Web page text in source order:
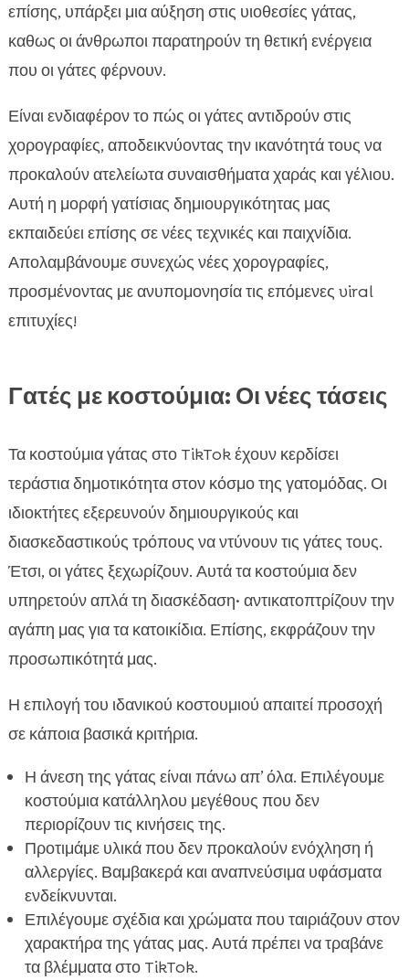
επίσης, υπάρξει μια αύξηση στις υιοθεσίες γάτας,
καθως οι άνθρωποι παρατηρούν τη θετική ενέργεια
που οι γάτες φέρνουν.
Είναι ενδιαφέρον το πώς οι γάτες αντιδρούν στις
χορογραφίες, αποδεικνύοντας την ικανότητά τους να
προκαλούν ατελείωτα συναισθήματα χαράς και γέλιου.
Αυτή η μορφή γατίσιας δημιουργικότητας μας
εκπαιδεύει επίσης σε νέες τεχνικές και παιχνίδια.
Απολαμβάνουμε συνεχώς νέες χορογραφίες,
προσμένοντας με ανυπομονησία τις επόμενες viral
επιτυχίες!
Γατές με κοστούμια: Οι νέες τάσεις
Τα κοστούμια γάτας στο TikTok έχουν κερδίσει
τεράστια δημοτικότητα στον κόσμο της γατομόδας. Οι
ιδιοκτήτες εξερευνούν δημιουργικούς και
διασκεδαστικούς τρόπους να ντύνουν τις γάτες τους.
Έτσι, οι γάτες ξεχωρίζουν. Αυτά τα κοστούμια δεν
υπηρετούν απλά τη διασκέδαση· αντικατοπτρίζουν την
αγάπη μας για τα κατοικίδια. Επίσης, εκφράζουν την
προσωπικότητά μας.
Η επιλογή του ιδανικού κοστουμιού απαιτεί προσοχή
σε κάποια βασικά κριτήρια.
Η άνεση της γάτας είναι πάνω απ’ όλα. Επιλέγουμε
κοστούμια κατάλληλου μεγέθους που δεν
περιορίζουν τις κινήσεις της.
Προτιμάμε υλικά που δεν προκαλούν ενόχληση ή
αλλεργίες. Βαμβακερά και αναπνεύσιμα υφάσματα
ενδείκνυνται.
Επιλέγουμε σχέδια και χρώματα που ταιριάζουν στον
χαρακτήρα της γάτας μας. Αυτά πρέπει να τραβάνε
τα βλέμματα στο TikTok.